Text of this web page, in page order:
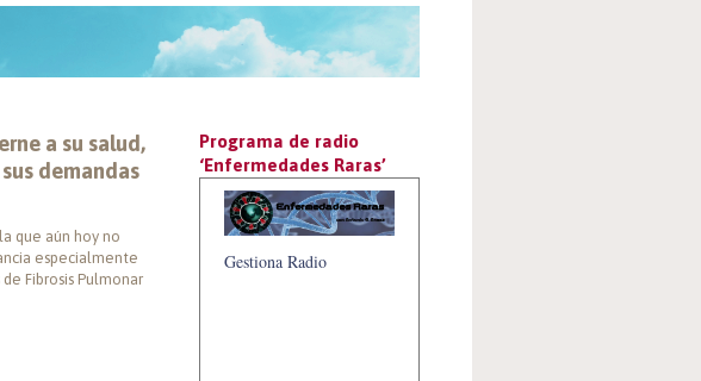
a su salud,
demandas
que aún hoy no
especialmente
Fibrosis Pulmonar
Programa de radio
‘Enfermedades Raras’
Gestiona Radio